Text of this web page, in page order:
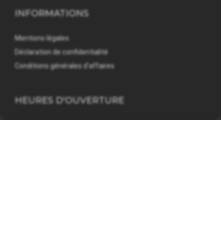
INFORMATIONS
Mentions légales
Déclaration de confidentialité
Conditions générales d'affaires
HEURES D'OUVERTURE